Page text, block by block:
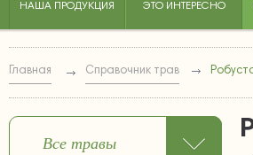
НАША ПРОДУКЦИЯ ЭТО ИНТЕРЕСНО
Главная Справочник трав
Все травы